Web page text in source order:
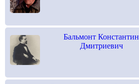
Бальмонт Константин
Дмитриевич